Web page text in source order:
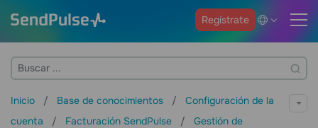
Regístrate
Inicio Base de conocimientos
Configuración de la
cuenta
Facturación SendPulse
Gestión de